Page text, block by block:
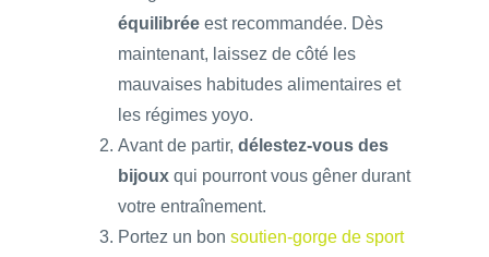
équilibrée est recommandée. Dès
maintenant, laissez de côté les
mauvaises habitudes alimentaires et
les régimes yoyo.
Avant de partir, délestez-vous des
bijoux qui pourront vous gêner durant
votre entraînement.
Portez un bon soutien-gorge de sport